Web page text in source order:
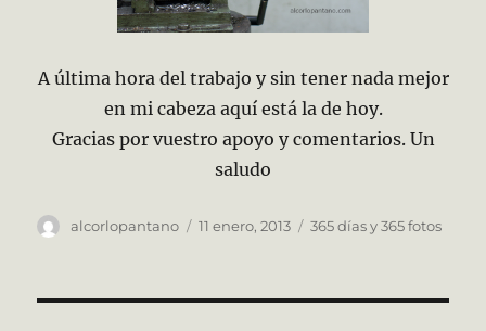
A última hora del trabajo y sin tener nada mejor
en mi cabeza aquí está la de hoy.
Gracias por vuestro apoyo y comentarios. Un
saludo
Autor
alcorlopantano
Publicado
11 enero, 2013 Categorías
365 días y 365 fotos